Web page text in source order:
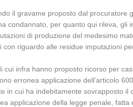
il gravame proposto dal
condannato, per quanto qui rileva,
di produzione del medesimo
riguardo alle residue imputazioni
infra hanno proposto ricorso per
erronea applicazione dell’articolo
in cui ha indebitamente sovrapposto
applicazione della legge penale,